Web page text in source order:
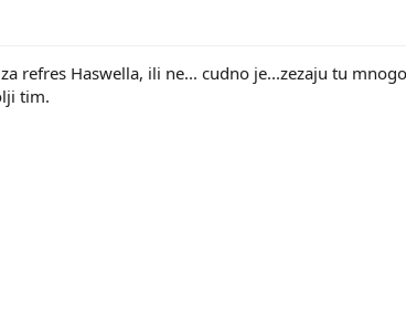
refres Haswella, ili ne... cudno je...zezaju tu
tim.